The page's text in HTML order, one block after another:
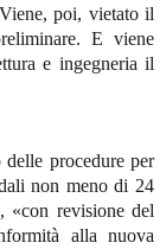
poi, vietato il
E viene
e ingegneria il
procedure per
non meno di 24
«con revisione del
alla nuova